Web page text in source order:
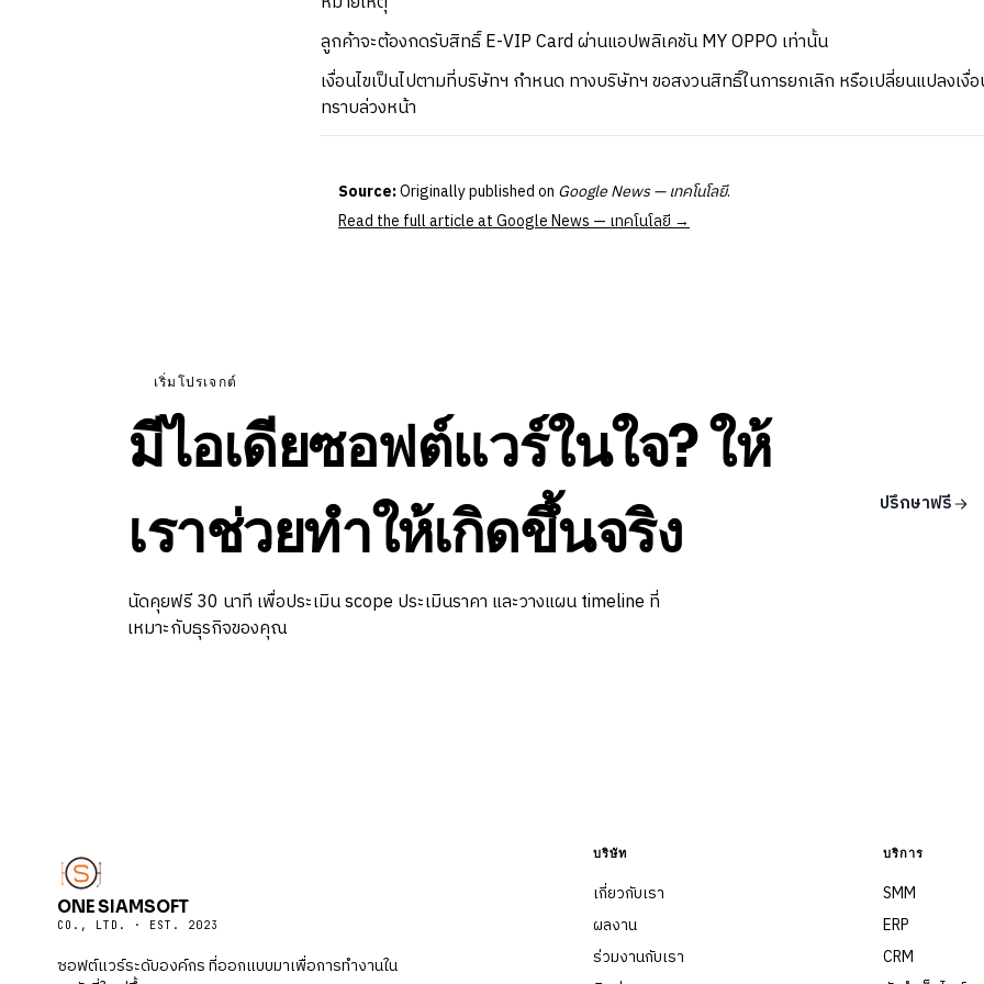
ลูกค้าจะต้องกดรับสิทธิ์ E-VIP Card ผ่านแอปพลิเคชัน MY OPPO เท่านั้น
เงื่อนไขเป็นไปตามที่บริษัทฯ กำหนด ทางบริษัทฯ ขอสงวนสิทธิ์ในการยกเลิก หรือเปลี่ยนแปลงเงื่อ
ทราบล่วงหน้า
Source:Originally published on Google News — เทคโนโลยี.
Read the full article at Google News — เทคโนโลยี →
เริ่มโปรเจกต์
มีไอเดียซอฟต์แวร์ในใจ? ให้
เราช่วยทำให้เกิดขึ้นจริง
นัดคุยฟรี 30 นาที เพื่อประเมิน scope ประเมินราคา และวางแผน timeline ที่
เหมาะกับธุรกิจของคุณ
ปรึกษาฟรี
ONE SIAMSOFT
CO., LTD. · EST. 2023
ซอฟต์แวร์ระดับองค์กร ที่ออกแบบมาเพื่อการทำงานใน
บริษัท
เกี่ยวกับเรา
ผลงาน
ร่วมงานกับเรา
บริการ
SMM
ERP
CRM